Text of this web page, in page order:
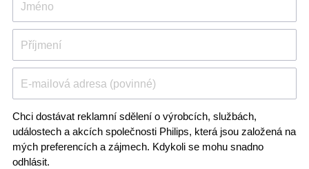
Jméno
Příjmení
E-mailová adresa (povinné)
Chci dostávat reklamní sdělení o výrobcích, službách,
událostech a akcích společnosti Philips, která jsou založená na
mých preferencích a zájmech. Kdykoli se mohu snadno
odhlásit.